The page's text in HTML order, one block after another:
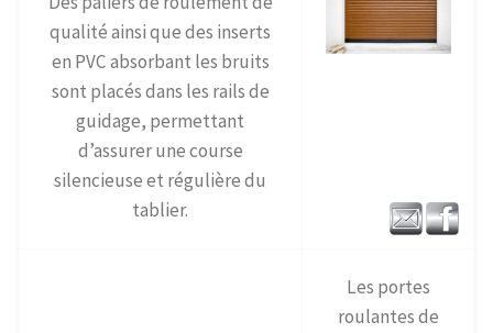
qualité ainsi que des inserts
en PVC absorbant les bruits
sont placés dans les rails de
guidage, permettant
d’assurer une course
silencieuse et régulière du
tablier.
Les portes
roulantes de